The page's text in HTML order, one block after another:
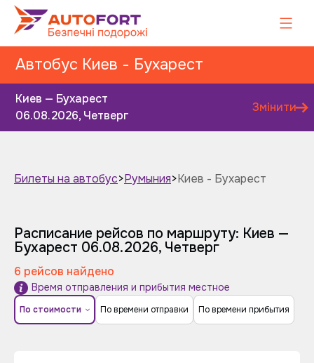
Автобус Киев - Бухарест
Киев — Бухарест
06.08.2026, Четверг
Змінити
Билеты на автобус>Румыния>Киев - Бухарест
Расписание рейсов по маршруту: Киев —
Бухарест 06.08.2026, Четверг
6 рейсов найдено
Время отправления и прибытия местное
По стоимости По времени отправки По времени прибытия